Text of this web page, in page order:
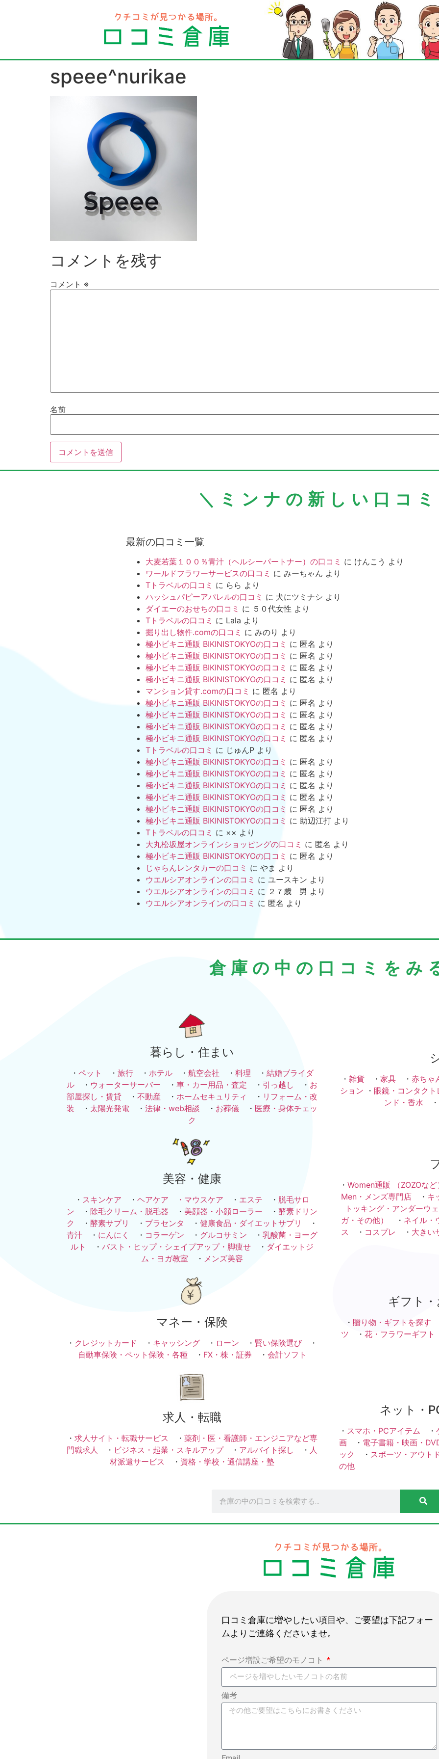
speee^nurikae
コメントを残す
コメント ※
名前
＼ミンナの新しい口コ
最新の口コミ一覧
大麦若葉１００％青汁（ヘルシーパートナー）の口コミ に けんこう より
ワールドフラワーサービスの口コミ に みーちゃん より
Tトラベルの口コミ に らら より
ハッシュパピーアパレルの口コミ に 犬にツミナシ より
ダイエーのおせちの口コミ に ５０代女性 より
Tトラベルの口コミ に Lala より
掘り出し物件.comの口コミ に みのり より
極小ビキニ通販 BIKINISTOKYOの口コミ に 匿名 より
極小ビキニ通販 BIKINISTOKYOの口コミ に 匿名 より
極小ビキニ通販 BIKINISTOKYOの口コミ に 匿名 より
極小ビキニ通販 BIKINISTOKYOの口コミ に 匿名 より
マンション貸す.comの口コミ に 匿名 より
極小ビキニ通販 BIKINISTOKYOの口コミ に 匿名 より
極小ビキニ通販 BIKINISTOKYOの口コミ に 匿名 より
極小ビキニ通販 BIKINISTOKYOの口コミ に 匿名 より
極小ビキニ通販 BIKINISTOKYOの口コミ に 匿名 より
Tトラベルの口コミ に じゅんP より
極小ビキニ通販 BIKINISTOKYOの口コミ に 匿名 より
極小ビキニ通販 BIKINISTOKYOの口コミ に 匿名 より
極小ビキニ通販 BIKINISTOKYOの口コミ に 匿名 より
極小ビキニ通販 BIKINISTOKYOの口コミ に 匿名 より
極小ビキニ通販 BIKINISTOKYOの口コミ に 匿名 より
極小ビキニ通販 BIKINISTOKYOの口コミ に 助辺江打 より
Tトラベルの口コミ に ×× より
大丸松坂屋オンラインショッピングの口コミ に 匿名 より
極小ビキニ通販 BIKINISTOKYOの口コミ に 匿名 より
じゃらんレンタカーの口コミ に やま より
ウエルシアオンラインの口コミ に ユースキン より
ウエルシアオンラインの口コミ に ２７歳 男 より
ウエルシアオンラインの口コミ に 匿名 より
倉庫の中の口コミをみ
暮らし・住まい
・ ペット ・ 旅行 ・ ホテル ・ 航空会社 ・ 料理 ・ 結婚ブライダ
ル ・ ウォーターサーバー ・ 車・カー用品・査定 ・ 引っ越し ・ お
部屋探し・賃貸 ・ 不動産 ・ ホームセキュリティ ・ リフォーム・改
装 ・ 太陽光発電 ・ 法律・web相談 ・ お葬儀 ・ 医療・身体チェッ
ク
美容・健康
・ スキンケア ・ ヘアケア ・ マウスケア ・ エステ ・ 脱毛サロ
ン ・ 除毛クリーム・脱毛器 ・ 美顔器・小顔ローラー ・ 酵素ドリン
ク
・ 酵素サプリ ・ プラセンタ ・ 健康食品・ダイエットサプリ
・
青汁 ・ にんにく ・ コラーゲン ・ グルコサミン ・ 乳酸菌・ヨーグ
ルト
・ バスト・ヒップ・シェイプアップ・脚痩せ ・ ダイエットジ
ム・ヨガ教室 ・ メンズ美容
マネー・保険
・ クレジットカード ・ キャッシング ・ ローン ・ 賢い保険選び ・
自動車保険・ペット保険・各種・ FX・株・証券 ・ 会計ソフト
求人・転職
・ 求人サイト・転職サービス ・ 薬剤・医・看護師・エンジニアなど専
門職求人 ・ ビジネス・起業・スキルアップ・ アルバイト探し ・ 人
材派遣サービス ・ 資格・学校・通信講座・塾
・ 雑貨 ・ 家具 ・ 赤ちゃ
ション ・ 眼鏡・コンタクト
ンド・香水 ・
・ Women通販 （ZOZOなど
Men・メンズ専門店 ・ キ
トッキング・アンダーウ
ガ・その他）
・ ネイル・
ス ・ コスプレ ・ 大きい
ギフト
・ 贈り物・ギフトを探す
ツ ・ 花・フラワーギフト
ネット・
・ スマホ・PCアイテム ・
画 ・ 電子書籍・映画・
ック
・ スポーツ・アウト
の他
口コミ倉庫に増やしたい項目や、ご要望は下記フォー
ムよりご連絡くださいませ。
ページ増設ご希望のモノコト
備考